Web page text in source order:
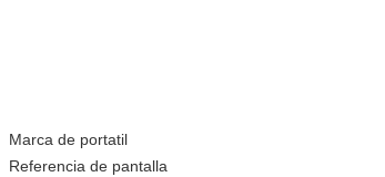
Marca de portatil
Referencia de pantalla